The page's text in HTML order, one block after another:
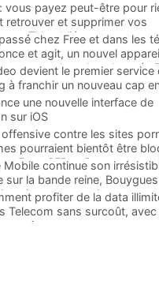
vous payez peut-être pour
retrouver et supprimer vos
TV oubliés
chez Free et dans les
et agit, un nouvel
son nez chez des abonnés
devient le premier service
à franchir un nouveau cap
une nouvelle interface de
sur iOS
contre les sites
pourraient bientôt être
Free, SFR et Bouygues
Mobile continue son
sur la bande reine,
sous pression
profiter de la data
Telecom sans surcoût,